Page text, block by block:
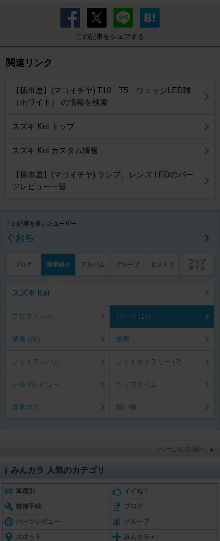
この記事をシェアする
関連リンク
【孫市屋】(マゴイチヤ) T10 T5 ウェッジLED球
（ホワイト） の情報を検索
スズキ Kei トップ
スズキ Kei カスタム情報
【孫市屋】(マゴイチヤ) ランプ、レンズ LEDのパー
ツレビュー一覧
この記事を書いたユーザー
ぐおち
ブログ 愛車紹介 アルバム グループ ヒストリ
ラップ
タイム
スズキ Kei
プロフィール パーツ (17)
整備 (20) 燃費
フォトアルバム フォトギャラリー (2)
クルマレビュー ラップタイム
愛車ログ 買い物
ページの先頭へ ▲
みんカラ 人気のカテゴリ
車種別 イイね！
整備手帳 ブログ
パーツレビュー グループ
スポット みんカラ＋